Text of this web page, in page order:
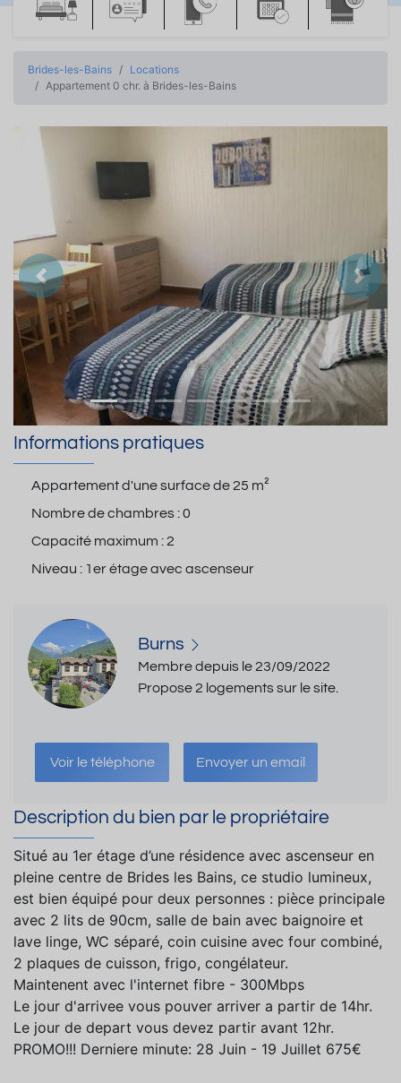
Brides-les-Bains
Locations
Appartement 0 chr. à Brides-les-Bains
Précedent
Informations pratiques
Appartement d'une surface de25 m²
Nombre de chambres :0
Capacité maximum :2
Niveau : 1er étage avec ascenseur
Burns
Membre depuis le 23/09/2022
Propose 2 logements sur le site.
Voir le téléphone Envoyer un email
Description du bien par le propriétaire
Situé au 1er étage d’une résidence avec ascenseur en
pleine centre de Brides les Bains, ce studio lumineux,
est bien équipé pour deux personnes : pièce principale
avec 2 lits de 90cm, salle de bain avec baignoire et
lave linge, WC séparé, coin cuisine avec four combiné,
2 plaques de cuisson, frigo, congélateur.
Maintenent avec l'internet fibre - 300Mbps
Le jour d'arrivee vous pouver arriver a partir de 14hr.
Le jour de depart vous devez partir avant 12hr.
PROMO!!! Derniere minute: 28 Juin - 19 Juillet 675€